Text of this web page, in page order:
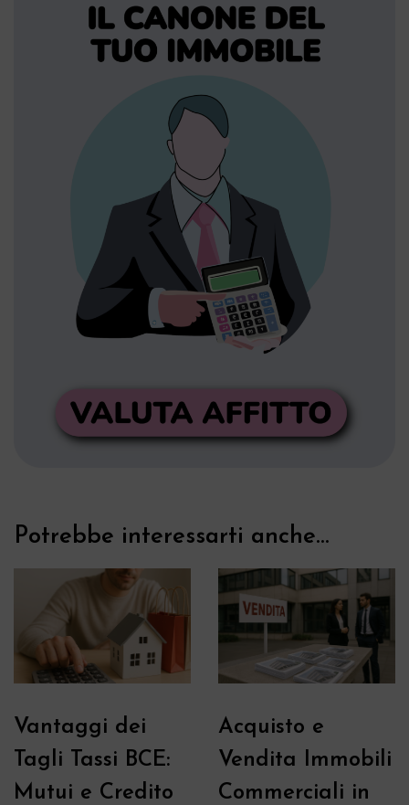
Potrebbe interessarti anche...
Vantaggi dei
Tagli Tassi BCE:
Mutui e Credito
Acquisto e
Vendita Immobili
Commerciali in